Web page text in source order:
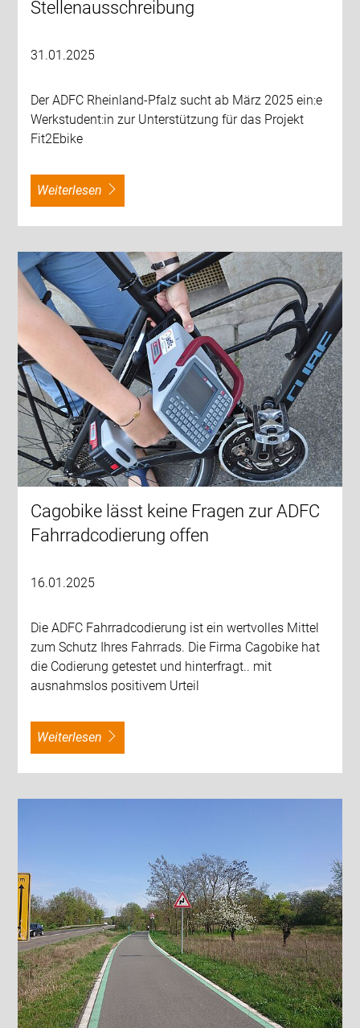
Stellenausschreibung
31.01.2025
Der ADFC Rheinland-Pfalz sucht ab März 2025 ein:e
Werkstudent:in zur Unterstützung für das Projekt
Fit2Ebike
weiterlesen
Cagobike lässt keine Fragen zur ADFC
Fahrradcodierung offen
16.01.2025
Die ADFC Fahrradcodierung ist ein wertvolles Mittel
zum Schutz Ihres Fahrrads. Die Firma Cagobike hat
die Codierung getestet und hinterfragt.. mit
ausnahmslos positivem Urteil
weiterlesen